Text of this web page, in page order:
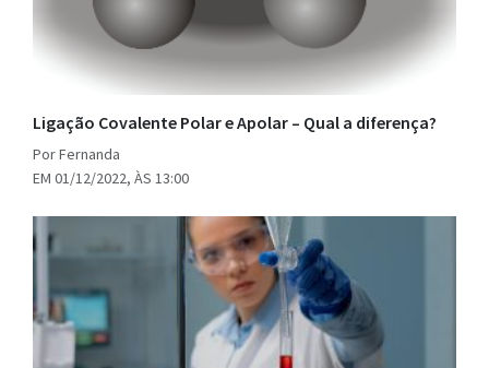
Ligação Covalente Polar e Apolar – Qual a diferença?
Por Fernanda
EM 01/12/2022, ÀS 13:00